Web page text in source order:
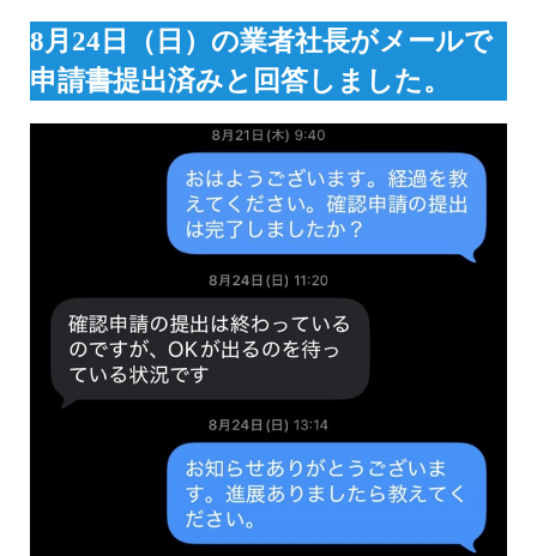
8月24日（日）の業者社長がメールで
申請書提出済みと回答しました。